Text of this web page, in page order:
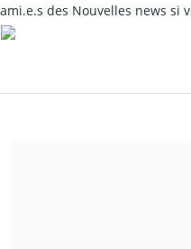
ami.e.s des Nouvelles news si